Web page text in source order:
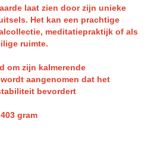
laat zien door zijn unieke
Het kan een prachtige
meditatiepraktijk of als
ruimte.
om zijn kalmerende
aangenomen dat het
bevordert
gram